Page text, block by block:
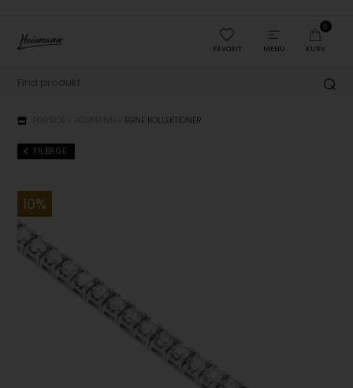
FAVORIT MENU
0
KURV
EGNE KOLLEKTIONER
TILBAGE
10%